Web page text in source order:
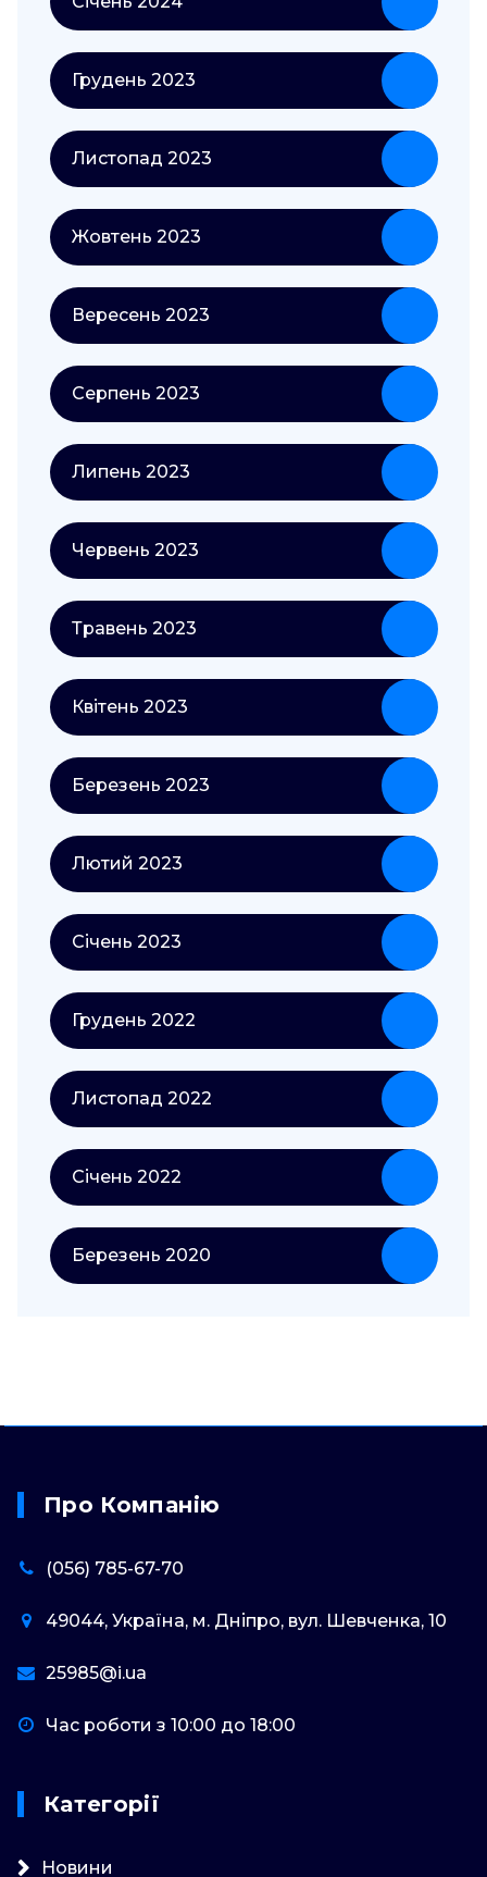
Грудень 2023
Листопад 2023
Жовтень 2023
Вересень 2023
Серпень 2023
Липень 2023
Червень 2023
Травень 2023
Квітень 2023
Березень 2023
Лютий 2023
Січень 2023
Грудень 2022
Листопад 2022
Січень 2022
Березень 2020
Про Компанію
(056) 785-67-70
49044, Україна, м. Дніпро, вул. Шевченка, 10
25985@i.ua
Час роботи з 10:00 до 18:00
Категорії
Новини